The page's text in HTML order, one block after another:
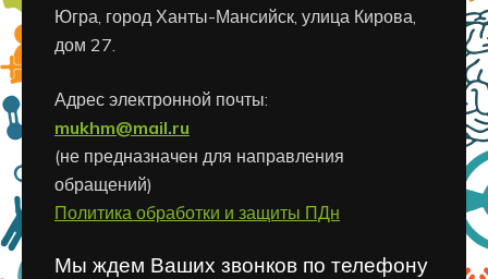
Югра, город Ханты-Мансийск, улица Кирова,
дом 27.
Адрес электронной почты:
mukhm@mail.ru
(не предназначен для направления
обращений)
Политика обработки и защиты ПДн
Мы ждем Ваших звонков по телефону